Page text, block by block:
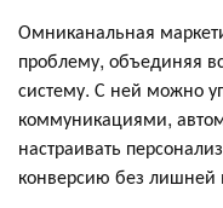
Омниканальная
проблему, объединяя
систему. С ней можно
коммуникациями,
настраивать
конверсию без лишней